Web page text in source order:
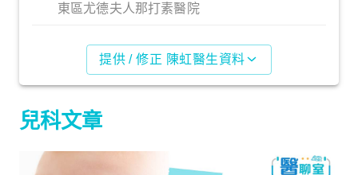
東區尤德夫人那打素醫院
提供 / 修正 陳虹醫生資料
兒科文章